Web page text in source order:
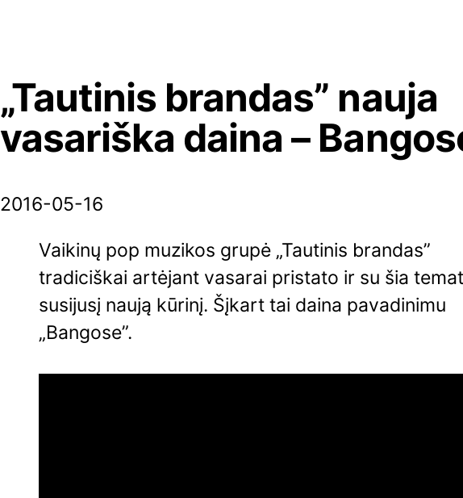
„Tautinis brandas” nauja
vasariška daina –
2016-05-16
Vaikinų pop muzikos grupė „Tautinis brandas”
tradiciškai artėjant vasarai pristato ir su šia
susijusį naują kūrinį. Šįkart tai daina pavadinimu
„Bangose”.